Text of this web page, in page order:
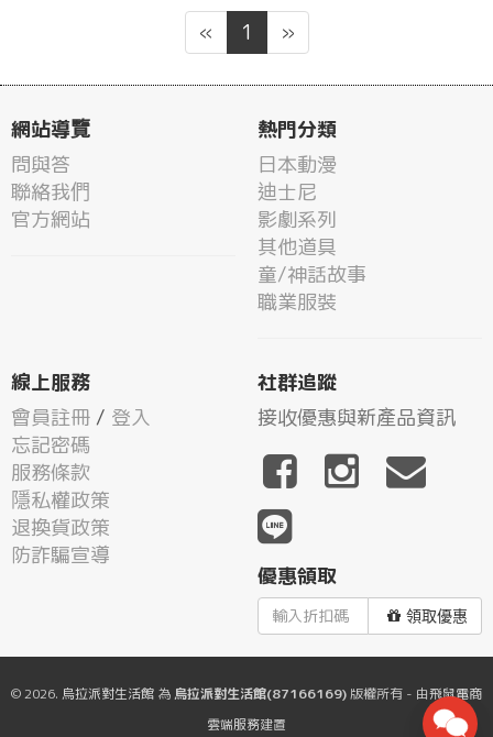
« 1 »
網站導覽
問與答
聯絡我們
官方網站
熱門分類
日本動漫
迪士尼
影劇系列
其他道具
童/神話故事
職業服裝
線上服務
會員註冊 / 登入
忘記密碼
服務條款
隱私權政策
退換貨政策
防詐騙宣導
社群追蹤
接收優惠與新產品資訊
優惠領取
領取優惠
© 2026. 烏拉派對生活館 為 烏拉派對生活館(87166169)版權所有 - 由飛鼠電商
雲端服務建置